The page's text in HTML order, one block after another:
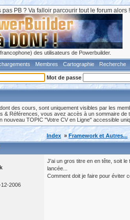
pas PB ? Va falloir parcourir tout le forum alors !
des utilisateurs de Powerbuilder.
Membres Cartographie Recherche
Mot de passe
des cours, sont uniquement visibles par les
& Références, vous avez accès à un sommaire de
nouveau TOPIC "Votre CV en Ligne" accessible
Index » Framework et Autres...
2006
J'ai un gros titre en en tête, soit le
lancée...
Comment doit je faire pour éviter